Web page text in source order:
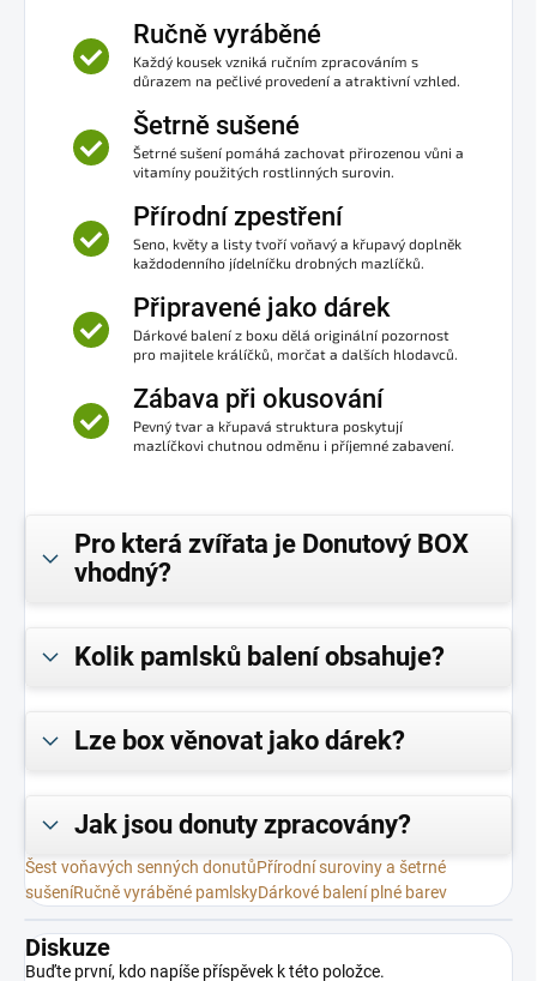
Ručně vyráběné
Každý kousek vzniká ručním zpracováním s
důrazem na pečlivé provedení a atraktivní vzhled.
Šetrně sušené
Šetrné sušení pomáhá zachovat přirozenou vůni a
vitamíny použitých rostlinných surovin.
Přírodní zpestření
Seno, květy a listy tvoří voňavý a křupavý doplněk
každodenního jídelníčku drobných mazlíčků.
Připravené jako dárek
Dárkové balení z boxu dělá originální pozornost
pro majitele králíčků, morčat a dalších hlodavců.
Zábava při okusování
Pevný tvar a křupavá struktura poskytují
mazlíčkovi chutnou odměnu i příjemné zabavení.
Pro která zvířata je Donutový BOX
vhodný?
Kolik pamlsků balení obsahuje?
Lze box věnovat jako dárek?
Jak jsou donuty zpracovány?
Šest voňavých senných donutůPřírodní suroviny a šetrné
sušeníRučně vyráběné pamlskyDárkové balení plné barev
Diskuze
Buďte první, kdo napíše příspěvek k této položce.